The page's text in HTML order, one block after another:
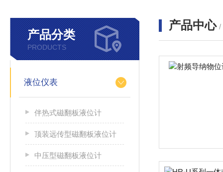
产品分类
PRODUCTS
液位仪表
伴热式磁翻板液位计
顶装远传型磁翻板液位计
中压型磁翻板液位计
产品中心 /